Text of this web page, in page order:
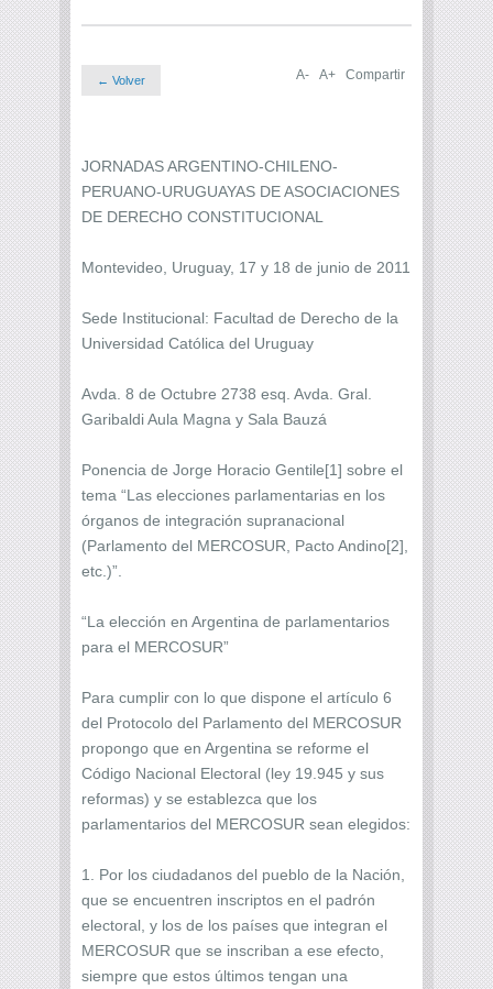
← Volver A- A+ Compartir
JORNADAS ARGENTINO-CHILENO-
PERUANO-URUGUAYAS DE ASOCIACIONES
DE DERECHO CONSTITUCIONAL
Montevideo, Uruguay, 17 y 18 de junio de 2011
Sede Institucional: Facultad de Derecho de la
Universidad Católica del Uruguay
Avda. 8 de Octubre 2738 esq. Avda. Gral.
Garibaldi Aula Magna y Sala Bauzá
Ponencia de Jorge Horacio Gentile[1] sobre el
tema “Las elecciones parlamentarias en los
órganos de integración supranacional
(Parlamento del MERCOSUR, Pacto Andino[2],
etc.)”.
“La elección en Argentina de parlamentarios
para el MERCOSUR”
Para cumplir con lo que dispone el artículo 6
del Protocolo del Parlamento del MERCOSUR
propongo que en Argentina se reforme el
Código Nacional Electoral (ley 19.945 y sus
reformas) y se establezca que los
parlamentarios del MERCOSUR sean elegidos:
1. Por los ciudadanos del pueblo de la Nación,
que se encuentren inscriptos en el padrón
electoral, y los de los países que integran el
MERCOSUR que se inscriban a ese efecto,
siempre que estos últimos tengan una